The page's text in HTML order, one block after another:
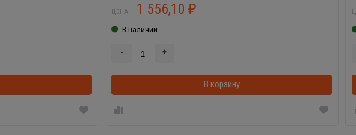
В корзинке
ЦЕНА: 1 556,10 ₽
В наличии
- +
В корзину